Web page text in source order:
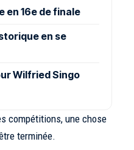
en 16e de finale
en se
Wilfried Singo
compétitions, une chose
terminée.